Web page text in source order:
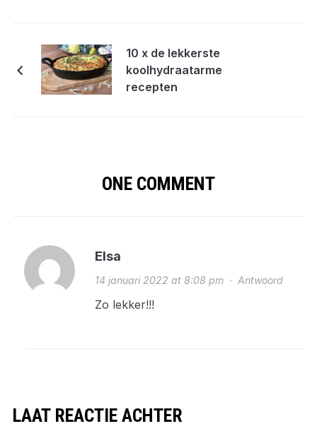
10 x de lekkerste
koolhydraatarme
recepten
ONE COMMENT
Elsa
14 januari 2022 at 8:08 pm· Antwoord
Zo lekker!!!
LAAT REACTIE ACHTER